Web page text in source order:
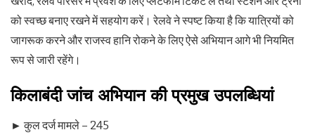
को स्वच्छ बनाए रखने में सहयोग करें। रेलवे ने स्पष्ट किया है कि यात्रियों को
जागरूक करने और राजस्व हानि रोकने के लिए ऐसे अभियान आगे भी नियमित
रूप से जारी रहेंगे।
किलाबंदी जांच अभियान की प्रमुख उपलब्धियां
► कुल दर्ज मामले – 245